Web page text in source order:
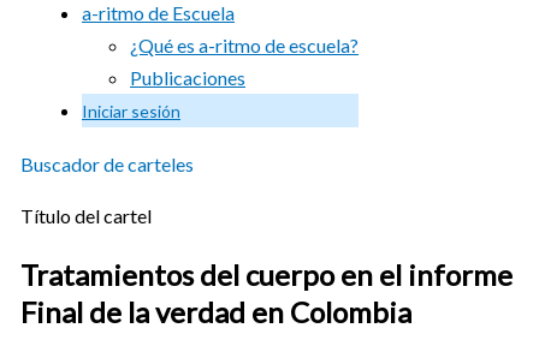
a-ritmo de Escuela
¿Qué es a-ritmo de escuela?
Publicaciones
Iniciar sesión
Buscador de carteles
Título del cartel
Tratamientos del cuerpo en el informe
Final de la verdad en Colombia